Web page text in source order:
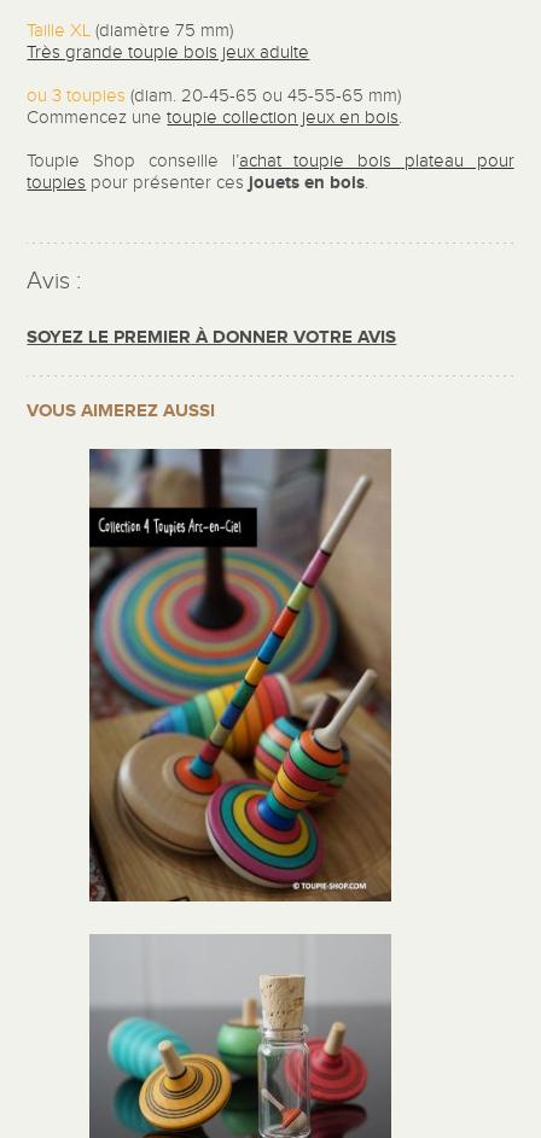
Taille XL (diamètre 75 mm)
Très grande toupie bois jeux adulte
ou 3 toupies (diam. 20-45-65 ou 45-55-65 mm)
Commencez unetoupie collection jeux en bois.
Toupie Shop conseille l’achat toupie bois plateau pour
toupies pour présenter ces jouets en bois.
Avis :
SOYEZ LE PREMIER À DONNER VOTRE AVIS
VOUS AIMEREZ AUSSI